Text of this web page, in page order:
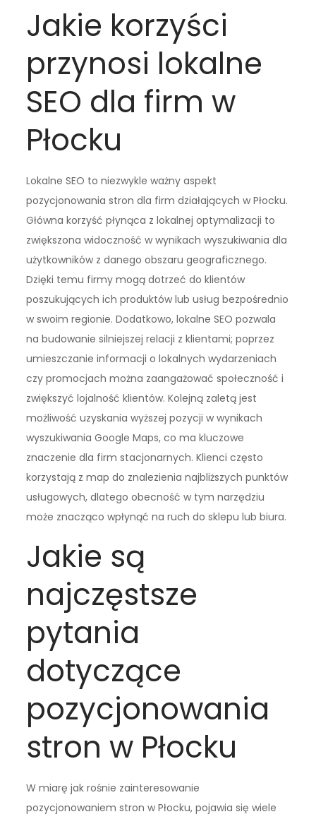
Jakie korzyści
przynosi lokalne
SEO dla firm w
Płocku
Lokalne SEO to niezwykle ważny aspekt
pozycjonowania stron dla firm działających w Płocku.
Główna korzyść płynąca z lokalnej optymalizacji to
zwiększona widoczność w wynikach wyszukiwania dla
użytkowników z danego obszaru geograficznego.
Dzięki temu firmy mogą dotrzeć do klientów
poszukujących ich produktów lub usług bezpośrednio
w swoim regionie. Dodatkowo, lokalne SEO pozwala
na budowanie silniejszej relacji z klientami; poprzez
umieszczanie informacji o lokalnych wydarzeniach
czy promocjach można zaangażować społeczność i
zwiększyć lojalność klientów. Kolejną zaletą jest
możliwość uzyskania wyższej pozycji w wynikach
wyszukiwania Google Maps, co ma kluczowe
znaczenie dla firm stacjonarnych. Klienci często
korzystają z map do znalezienia najbliższych punktów
usługowych, dlatego obecność w tym narzędziu
może znacząco wpłynąć na ruch do sklepu lub biura.
Jakie są
najczęstsze
pytania
dotyczące
pozycjonowania
stron w Płocku
W miarę jak rośnie zainteresowanie
pozycjonowaniem stron w Płocku, pojawia się wiele